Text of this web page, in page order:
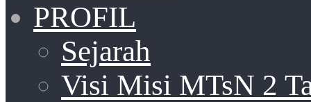
PROFIL
Sejarah
Visi Misi MTsN 2